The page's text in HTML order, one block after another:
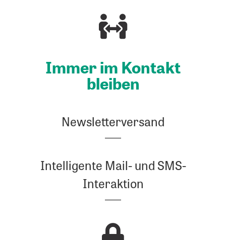
Immer im Kon­takt
bleiben
Newsletterversand
Intelligente Mail- und SMS-
Interaktion